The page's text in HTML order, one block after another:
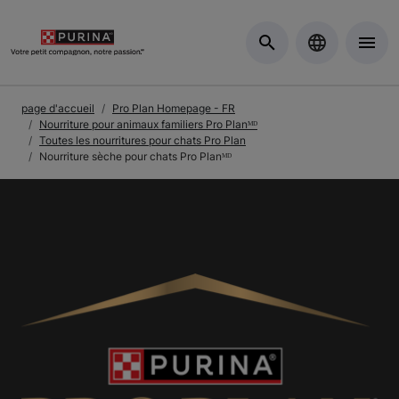
page d'accueil
Pro Plan Homepage - FR
Nourriture pour animaux familiers Pro Planᴹᴰ
Toutes les nourritures pour chats Pro Plan
Nourriture sèche pour chats Pro Planᴹᴰ